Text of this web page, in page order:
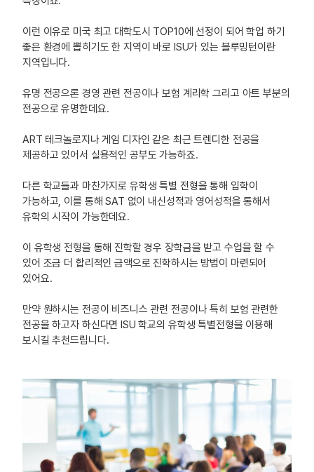
이런 이유로 미국 최고 대학도시 TOP10에 선정이 되어 학업 하기
좋은 환경에 뽑히기도 한 지역이 바로 ISU가 있는 블루밍턴이란
지역입니다.
유명 전공으론 경영 관련 전공이나 보험 계리학 그리고 아트 부분의
전공으로 유명한데요.
ART 테크놀로지나 게임 디자인 같은 최근 트렌디한 전공을
제공하고 있어서 실용적인 공부도 가능하죠.
다른 학교들과 마찬가지로 유학생 특별 전형을 통해 입학이
가능하고, 이를 통해 SAT 없이 내신성적과 영어성적을 통해서
유학의 시작이 가능한데요.
이 유학생 전형을 통해 진학할 경우 장학금을 받고 수업을 할 수
있어 조금 더 합리적인 금액으로 진학하시는 방법이 마련되어
있어요.
만약 원하시는 전공이 비즈니스 관련 전공이나 특히 보험 관련한
전공을 하고자 하신다면 ISU 학교의 유학생 특별전형을 이용해
보시길 추천드립니다.